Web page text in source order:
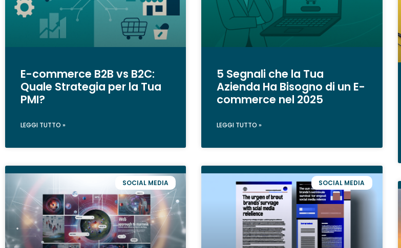
E-commerce B2B vs B2C:
Quale Strategia per la Tua
PMI?
LEGGI TUTTO »
5 Segnali che la Tua
Azienda Ha Bisogno di un E-
commerce nel 2025
LEGGI TUTTO »
SOCIAL MEDIA SOCIAL MEDIA